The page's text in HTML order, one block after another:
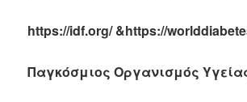
https://idf.org/&https://
Παγκόσμιος Οργανισμός